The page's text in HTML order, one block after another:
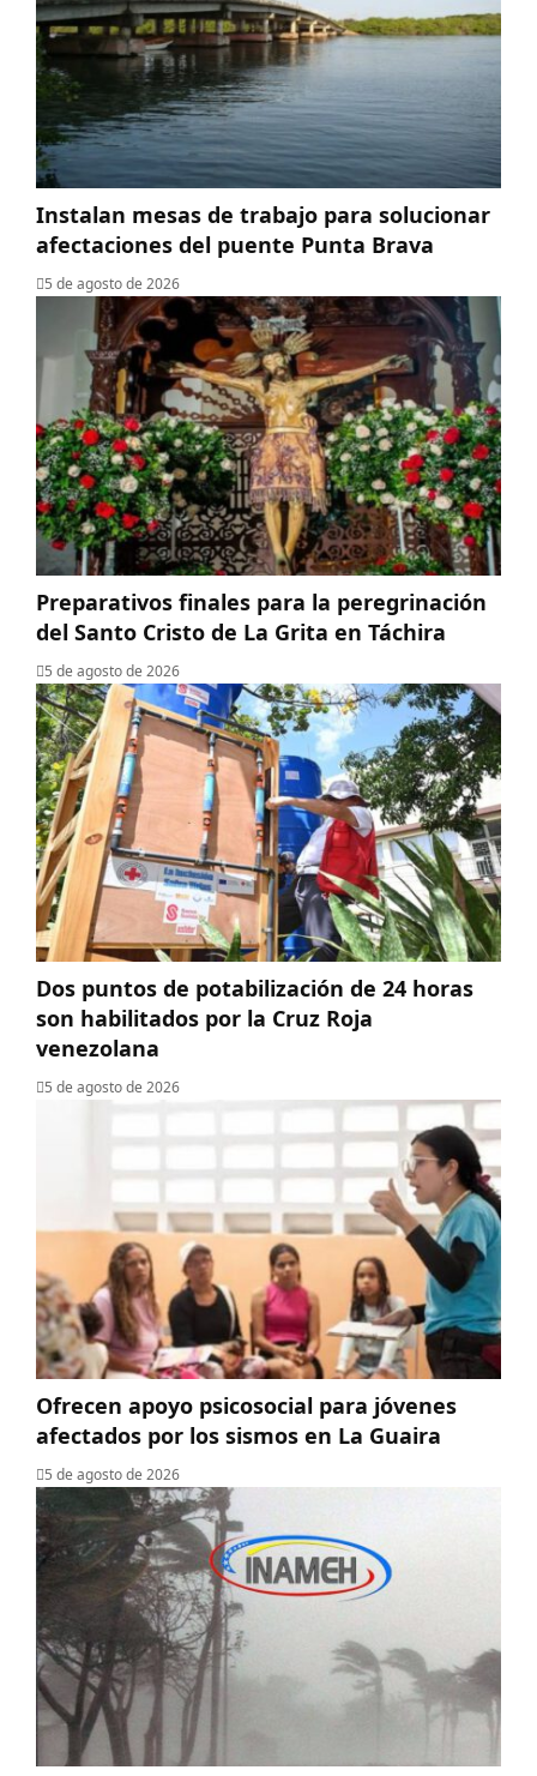
Instalan mesas de trabajo para solucionar
afectaciones del puente Punta Brava
5 de agosto de 2026
Preparativos finales para la peregrinación
del Santo Cristo de La Grita en Táchira
5 de agosto de 2026
Dos puntos de potabilización de 24 horas
son habilitados por la Cruz Roja
venezolana
5 de agosto de 2026
Ofrecen apoyo psicosocial para jóvenes
afectados por los sismos en La Guaira
5 de agosto de 2026